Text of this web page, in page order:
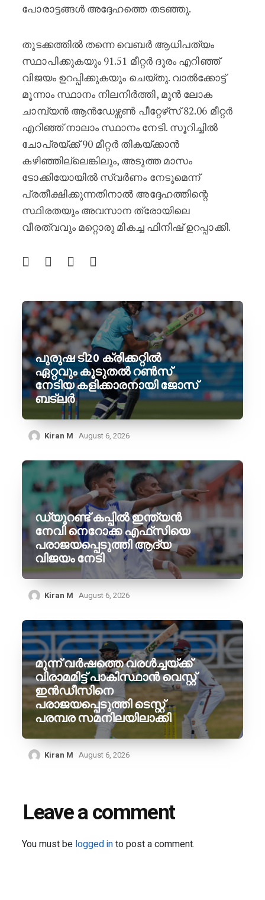
പോരാട്ടങ്ങൾ അദ്ദേഹത്തെ തടഞ്ഞു.
തുടക്കത്തിൽ തന്നെ വെബർ ആധിപത്യം
സ്ഥാപിക്കുകയും 91.51 മീറ്റർ ദൂരം എറിഞ്ഞ്
വിജയം ഉറപ്പിക്കുകയും ചെയ്തു. വാൽക്കോട്ട്
മൂന്നാം സ്ഥാനം നിലനിർത്തി, മുൻ ലോക
ചാമ്പ്യൻ ആൻഡേഴ്സൺ പീറ്റേഴ്‌സ് 82.06 മീറ്റർ
എറിഞ്ഞ് നാലാം സ്ഥാനം നേടി. സൂറിച്ചിൽ
ചോപ്രയ്ക്ക് 90 മീറ്റർ തികയ്ക്കാൻ
കഴിഞ്ഞില്ലെങ്കിലും, അടുത്ത മാസം
ടോക്കിയോയിൽ സ്വർണം നേടുമെന്ന്
പ്രതീക്ഷിക്കുന്നതിനാൽ അദ്ദേഹത്തിന്റെ
സ്ഥിരതയും അവസാന ത്രോയിലെ
വീരത്വവും മറ്റൊരു മികച്ച ഫിനിഷ് ഉറപ്പാക്കി.
പുരുഷ ടി20 ക്രിക്കറ്റിൽ
ഏറ്റവും കൂടുതൽ റൺസ്
നേടിയ കളിക്കാരനായി ജോസ്
ബട്‌ലർ
Kiran M August 6, 2026
ഡ്യൂറണ്ട് കപ്പിൽ ഇന്ത്യൻ
നേവി നെറോക്ക എഫ്‌സിയെ
പരാജയപ്പെടുത്തി ആദ്യ
വിജയം നേടി
Kiran M August 6, 2026
മൂന്ന് വർഷത്തെ വരൾച്ചയ്ക്ക്
വിരാമമിട്ട് പാകിസ്ഥാൻ വെസ്റ്റ്
ഇൻഡീസിനെ
പരാജയപ്പെടുത്തി ടെസ്റ്റ്
പരമ്പര സമനിലയിലാക്കി
Kiran M August 6, 2026
Leave a comment
You must be logged into post a comment.